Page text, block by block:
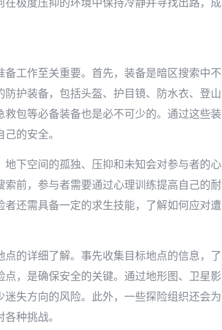
极度压抑的环境中保持冷静并寻找出路，成
工作至关重要。首先，装备是暗区搜索中不
护装备，包括头盔、护目镜、防水衣、登山
包等必备装备也是必不可少的。通过这些装
的安全。
下空间的孤独、压抑和未知会对参与者的心
前，参与者需要通过心理训练提高自己的耐
还需具备一定的求生技能，了解如何应对遭
的详细了解。事先收集目标地点的信息，了
，是确保安全的关键。通过地形图、卫星影
失方向的风险。此外，一些探险组织还会为
种挑战。